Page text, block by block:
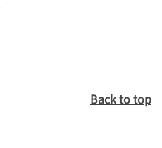
Back to top